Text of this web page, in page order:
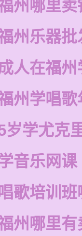
州哪里
州乐器
人在福
州学唱
岁学尤克
音乐网课
歌培训
州哪里